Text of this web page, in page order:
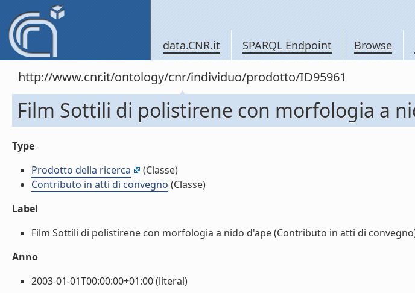
data.CNR.it SPARQL Endpoint Browse
http://www.cnr.it/ontology/cnr/individuo/prodotto/ID95961
Film Sottili di polistirene con morfologia a
Type
Prodotto della ricerca
(Classe)
Contributo in atti di convegno (Classe)
Label
Film Sottili di polistirene con morfologia a nido d'ape (Contributo in atti di
Anno
2003-01-01T00:00:00+01:00 (literal)